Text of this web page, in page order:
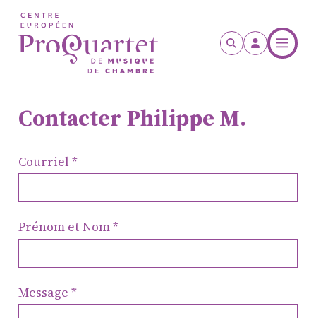
Contacter Philippe M.
Courriel
Prénom et Nom
Message
ProQuartet - Centre